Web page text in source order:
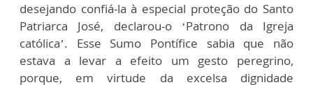
desejando confiá-la à especial proteção do Santo
Patriarca José, declarou-o ‘Patrono da Igreja
católica’. Esse Sumo Pontífice sabia que não
estava a levar a efeito um gesto peregrino,
porque, em virtude da excelsa dignidade